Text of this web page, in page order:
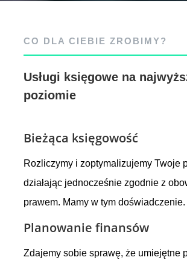
CO DLA CIEBIE ZROBIMY?
Usługi księgowe na
poziomie
Bieżąca księgowość
Rozliczymy i zoptymalizujemy Twoje
działając jednocześnie zgodnie z
prawem. Mamy w tym doświadczenie.
Planowanie finansów
Zdajemy sobie sprawę, że umiejętne